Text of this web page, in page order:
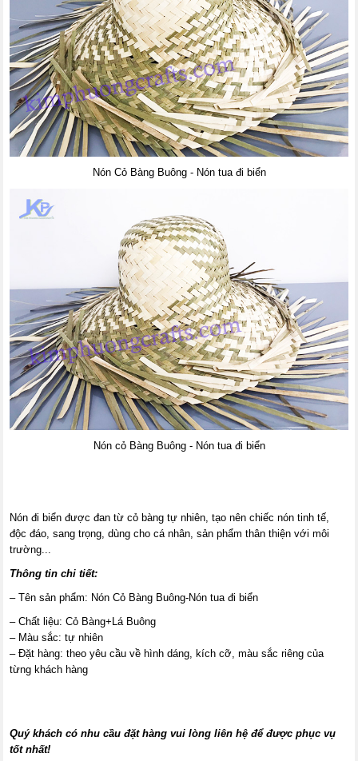
Nón Cỏ Bàng Buông - Nón tua đi biển
Nón cỏ Bàng Buông - Nón tua đi biển
Nón đi biển được đan từ cỏ bàng tự nhiên, tạo nên chiếc nón tinh tế,
độc đáo, sang trọng, dùng cho cá nhân, sản phẩm thân thiện với môi
trường...
Thông tin chi tiết:
– Tên sản phẩm: Nón Cỏ Bàng Buông-Nón tua đi biển
– Chất liệu: Cỏ Bàng+Lá Buông
– Màu sắc: tự nhiên
– Đặt hàng: theo yêu cầu về hình dáng, kích cỡ, màu sắc riêng của
từng khách hàng
Quý khách có nhu cầu đặt hàng vui lòng liên hệ để được phục vụ
tốt nhất!